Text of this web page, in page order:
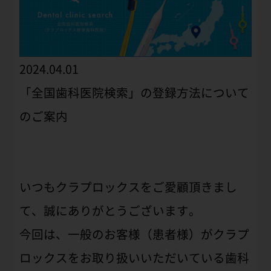
2024.04.01
「全国歯科医院検索」の登録方法について
のご案内
いつもクラプロックスをご愛顧頂きまし
て、誠にありがとうございます。
今回は、一般のお客様（患者様）がクラプ
ロックスをお取り扱いいただいている歯科